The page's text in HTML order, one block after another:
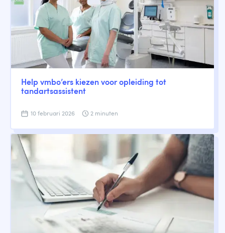
Help vmbo’ers kiezen voor opleiding tot
tandartsassistent
10 februari 2026 2 minuten